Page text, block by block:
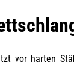
vor harten